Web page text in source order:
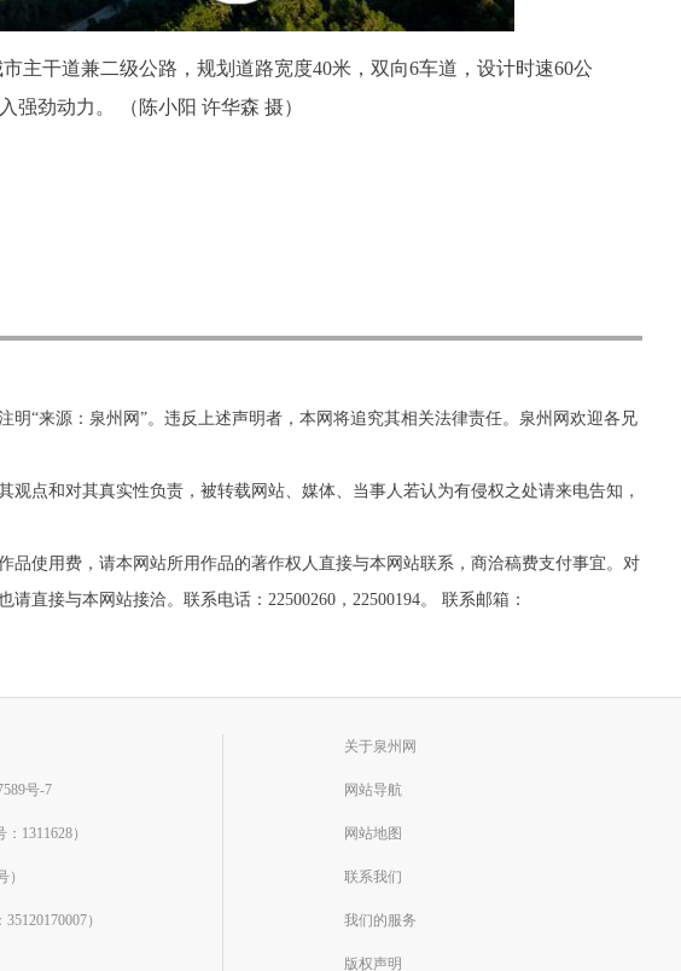
主干道兼二级公路，规划道路宽度40米，双向6车道，设计时速60公
强劲动力。 （陈小阳 许华森 摄）
“来源：泉州网”。违反上述声明者，本网将追究其相关法律责任。泉州网欢迎各兄
点和对其真实性负责，被转载网站、媒体、当事人若认为有侵权之处请来电告知，
使用费，请本网站所用作品的著作权人直接与本网站联系，商洽稿费支付事宜。对
直接与本网站接洽。联系电话：22500260，22500194。 联系邮箱：
号-7
1311628）
）
关于泉州网
网站导航
网站地图
联系我们
我们的服务
版权声明